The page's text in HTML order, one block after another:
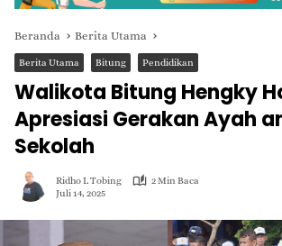
Beranda Berita Utama
Berita Utama Bitung Pendidikan
Walikota Bitung Hengky
Apresiasi Gerakan Ayah
Sekolah
Ridho L Tobing
2 Min Baca
Juli 14, 2025